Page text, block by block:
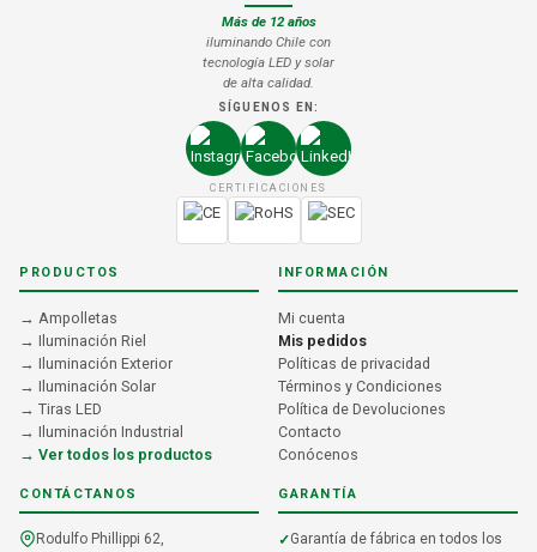
Más de 12 años
iluminando Chile con
tecnología LED y solar
de alta calidad.
SÍGUENOS EN:
CERTIFICACIONES
PRODUCTOS
→ Ampolletas
→ Iluminación Riel
→ Iluminación Exterior
→ Iluminación Solar
→ Tiras LED
→ Iluminación Industrial
→ Ver todos los productos
INFORMACIÓN
Mi cuenta
Mis pedidos
Políticas de privacidad
Términos y Condiciones
Política de Devoluciones
Contacto
Conócenos
CONTÁCTANOS
Rodulfo Phillippi 62,
GARANTÍA
Garantía de fábrica en todos los